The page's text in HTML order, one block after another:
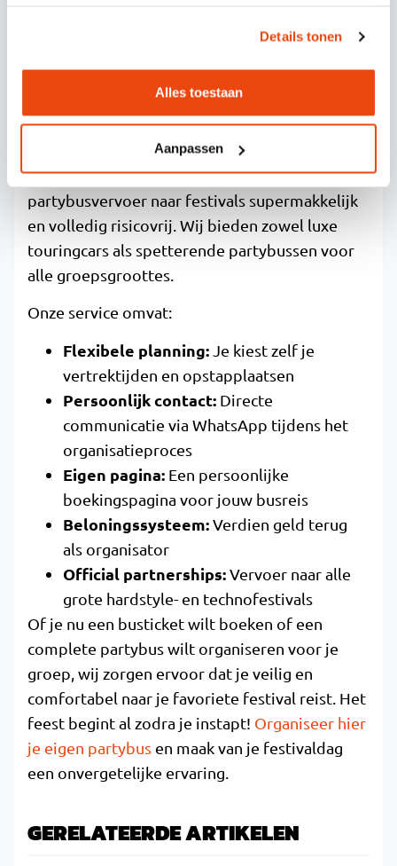
Details tonen
Alles toestaan
Aanpassen
HOE ELEVEN TRAVEL HELPT MET
PARTYBUSVERVOER
Eleven Travel maakt het organiseren van
partybusvervoer naar festivals supermakkelijk
en volledig risicovrij. Wij bieden zowel luxe
touringcars als spetterende partybussen voor
alle groepsgroottes.
Onze service omvat:
Flexibele planning: Je kiest zelf je
vertrektijden en opstapplaatsen
Persoonlijk contact: Directe
communicatie via WhatsApp tijdens het
organisatieproces
Eigen pagina: Een persoonlijke
boekingspagina voor jouw busreis
Beloningssysteem:Verdien geld terug
als organisator
Official partnerships:Vervoer naar alle
grote hardstyle- en technofestivals
Of je nu een busticket wilt boeken of een
complete partybus wilt organiseren voor je
groep, wij zorgen ervoor dat je veilig en
comfortabel naar je favoriete festival reist. Het
feest begint al zodra je instapt! Organiseer hier
je eigen partybus en maak van je festivaldag
een onvergetelijke ervaring.
GERELATEERDE ARTIKELEN